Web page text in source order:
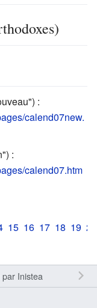
:
calend07new.
:
calend07.htm
15 16 17 18 19 20
par Inistea